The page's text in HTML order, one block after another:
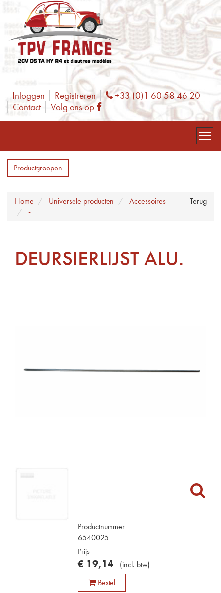
Inloggen Registreren Phone
+33 (0)1 60 58 46 20
Contact
Volg ons op Facebook
Productgroepen
Terug
Home Universele producten
Accessoires
-
DEURSIERLIJST ALU.
Productnummer
6540025
Prijs
€ 19,14 (incl. btw)
Bestel